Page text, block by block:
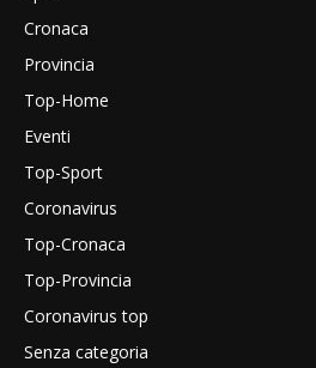
Cronaca
Provincia
Top-Home
Eventi
Top-Sport
Coronavirus
Top-Cronaca
Top-Provincia
Coronavirus top
Senza categoria